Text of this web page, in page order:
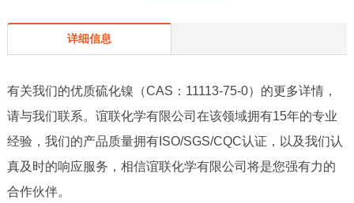
详细信息
有关我们的优质硫化镍（CAS：11113-75-0）的更多详情，
请与我们联系。谊联化学有限公司在该领域拥有15年的专业
经验，我们的产品质量拥有ISO/SGS/CQC认证，以及我们认
真及时的响应服务，相信谊联化学有限公司将是您强有力的
合作伙伴。